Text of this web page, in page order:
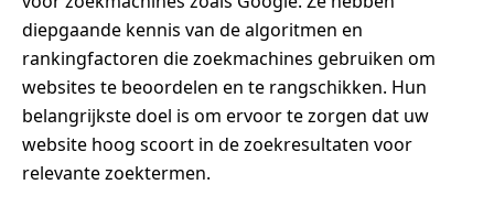
diepgaande kennis van de algoritmen en
rankingfactoren die zoekmachines gebruiken om
websites te beoordelen en te rangschikken. Hun
belangrijkste doel is om ervoor te zorgen dat uw
website hoog scoort in de zoekresultaten voor
relevante zoektermen.